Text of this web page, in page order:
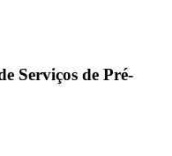
Serviços de Pré-